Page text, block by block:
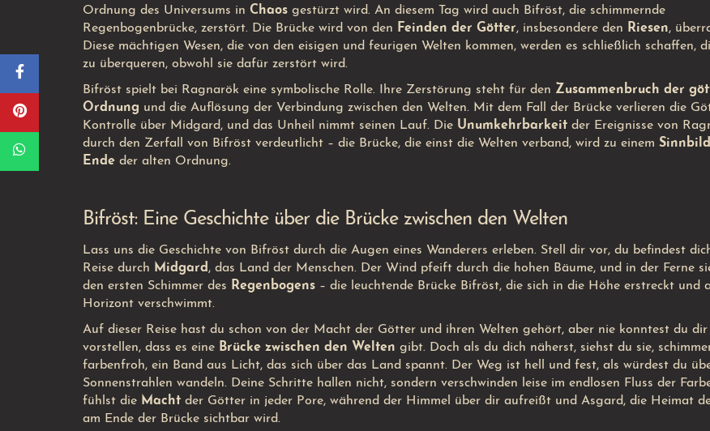
Ordnung des Universums in Chaos gestürzt wird. An diesem Tag wird auch Bifröst, die schimmernde
Regenbogenbrücke, zerstört. Die Brücke wird von den Feinden der Götter, insbesondere den Riesen,
Diese mächtigen Wesen, die von den eisigen und feurigen Welten kommen, werden es schließlich schaffen,
zu überqueren, obwohl sie dafür zerstört wird.
Bifröst spielt bei Ragnarök eine symbolische Rolle. Ihre Zerstörung steht für den Zusammenbruch der
Ordnung und die Auflösung der Verbindung zwischen den Welten. Mit dem Fall der Brücke verlieren die
Kontrolle über Midgard, und das Unheil nimmt seinen Lauf. Die Unumkehrbarkeit der Ereignisse von
durch den Zerfall von Bifröst verdeutlicht – die Brücke, die einst die Welten verband, wird zu einem
Ende der alten Ordnung.
Bifröst: Eine Geschichte über die Brücke zwischen den Welten
Lass uns die Geschichte von Bifröst durch die Augen eines Wanderers erleben. Stell dir vor, du befindest
Reise durch Midgard , das Land der Menschen. Der Wind pfeift durch die hohen Bäume, und in der Ferne
den ersten Schimmer des Regenbogens – die leuchtende Brücke Bifröst, die sich in die Höhe erstreckt und
Horizont verschwimmt.
Auf dieser Reise hast du schon von der Macht der Götter und ihren Welten gehört, aber nie konntest du dir
vorstellen, dass es eine Brücke zwischen den Welten gibt. Doch als du dich näherst, siehst du sie,
farbenfroh, ein Band aus Licht, das sich über das Land spannt. Der Weg ist hell und fest, als würdest du
Sonnenstrahlen wandeln. Deine Schritte hallen nicht, sondern verschwinden leise im endlosen Fluss der
fühlst die Macht der Götter in jeder Pore, während der Himmel über dir aufreißt und Asgard, die Heimat
am Ende der Brücke sichtbar wird.